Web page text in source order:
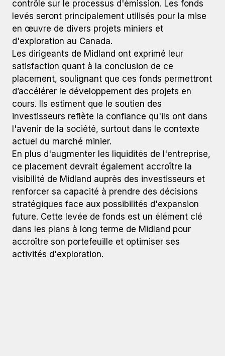
contrôle sur le processus d'émission. Les fonds
levés seront principalement utilisés pour la mise
en œuvre de divers projets miniers et
d'exploration au Canada.
Les dirigeants de Midland ont exprimé leur
satisfaction quant à la conclusion de ce
placement, soulignant que ces fonds permettront
d’accélérer le développement des projets en
cours. Ils estiment que le soutien des
investisseurs reflète la confiance qu'ils ont dans
l'avenir de la société, surtout dans le contexte
actuel du marché minier.
En plus d'augmenter les liquidités de l'entreprise,
ce placement devrait également accroître la
visibilité de Midland auprès des investisseurs et
renforcer sa capacité à prendre des décisions
stratégiques face aux possibilités d'expansion
future. Cette levée de fonds est un élément clé
dans les plans à long terme de Midland pour
accroître son portefeuille et optimiser ses
activités d'exploration.